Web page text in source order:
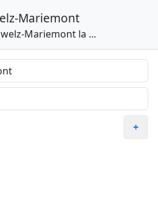
Mariemont
Mariemont la ...
+